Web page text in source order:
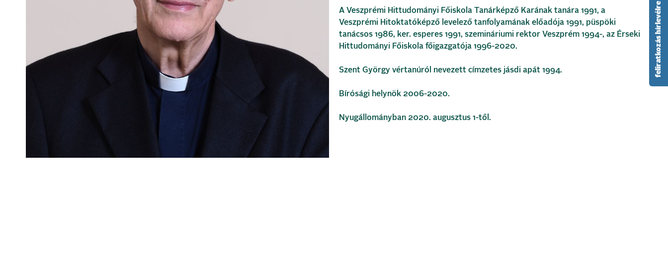
A Veszprémi Hittudományi Főiskola Tanárképző Karának tanára 1991, a
Veszprémi Hitoktatóképző levelező tanfolyamának előadója 1991, püspöki
tanácsos 1986, ker. esperes 1991, szemináriumi rektor Veszprém 1994-, az Érseki
Hittudományi Főiskola főigazgatója 1996-2020.
Szent György vértanúról nevezett címzetes jásdi apát 1994.
Bírósági helynök 2006-2020.
Nyugállományban 2020. augusztus 1-től.
feliratkozás hírlevélre